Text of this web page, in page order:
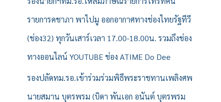
รายการคชาภา พาไปมู ออกอากาศทางช่องไทยรัฐทีวี
(ช่อง32) ทุกวันเสาร์เวลา 17.00-18.00น. รวมถึงช่อง
ทางออนไลน์ YOUTUBE ช่อง ATIME Do Dee
รองปลัดทม.รอ.เข้าร่วมร่วมพิธีพระราชทานเพลิงศพ
นายสมาน บุตรพรม (บิดา พันเอก อนันต์ บุตรพรม